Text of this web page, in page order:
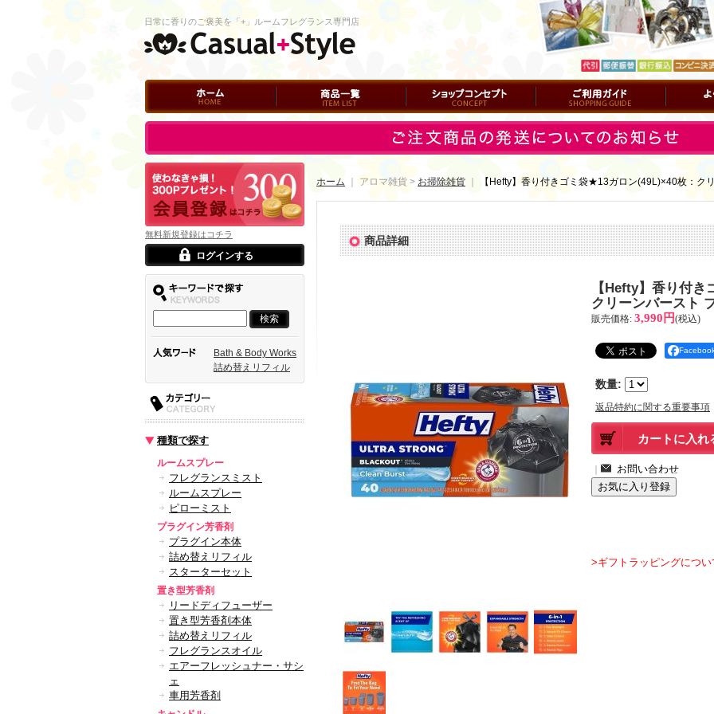
ホーム 商品一覧 ショップコンセプト ご利用ガイド よくある
日常に香りのご褒美を「+」ルームフレグランス専門店
ログイン
無料新規登録はコチラ
ログインする
Bath & Body Works
詰め替えリフィル
種類で探す
ルームスプレー
フレグランスミスト
ルームスプレー
ピローミスト
プラグイン芳香剤
プラグイン本体
詰め替えリフィル
スターターセット
置き型芳香剤
リードディフューザー
置き型芳香剤本体
詰め替えリフィル
フレグランスオイル
エアーフレッシュナー・サシ
ェ
車用芳香剤
ホーム ｜ アロマ雑貨 > お掃除雑貨 【Hefty】香り付きゴミ袋★13ガロン(49L)×40枚：ク
商品詳細
【Hefty】香り付
クリーンバースト
販売価格: 3,990円(税込)
数量:
返品特約に関する重要事項
>ギフトラッピングについ